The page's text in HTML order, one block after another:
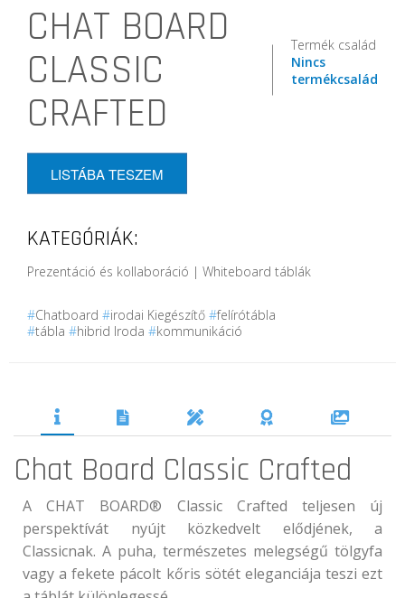
CHAT BOARD
CLASSIC
CRAFTED
Termék család
Nincs
termékcsalád
LISTÁBA TESZEM
KATEGÓRIÁK:
Prezentáció és kollaboráció | Whiteboard táblák
#Chatboard #irodai Kiegészítő #felírótábla
#tábla #hibrid Iroda #kommunikáció
Chat Board Classic Crafted
A CHAT BOARD® Classic Crafted teljesen új
perspektívát nyújt közkedvelt elődjének, a
Classicnak. A puha, természetes melegségű tölgyfa
vagy a fekete pácolt kőris sötét eleganciája teszi ezt